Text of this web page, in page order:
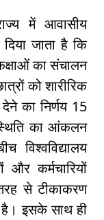
में आवासीय
दिया जाता है कि
का संचालन
को शारीरिक
का निर्णय 15
का आंकलन
कर्मचारियों
से टीकाकरण
इसके साथ ही